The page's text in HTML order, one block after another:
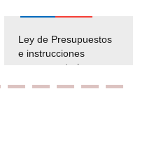
Ley de Presupuestos
e instrucciones
presuspuetarias